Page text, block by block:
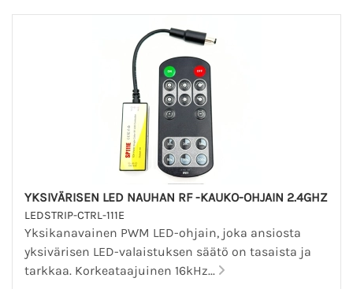
YKSIVÄRISEN LED NAUHAN RF -KAUKO-OHJAIN 2.4GHZ
LEDSTRIP-CTRL-111E
Yksikanavainen PWM LED-ohjain, joka ansiosta
yksivärisen LED-valaistuksen säätö on tasaista ja
tarkkaa. Korkeataajuinen 16kHz...